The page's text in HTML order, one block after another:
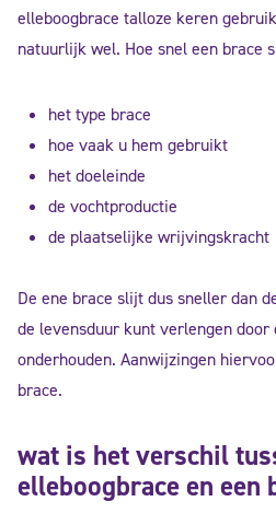
elleboogbrace talloze keren
natuurlijk wel. Hoe snel een brace
het type brace
hoe vaak u hem gebruikt
het doeleinde
de vochtproductie
de plaatselijke wrijvingskracht
De ene brace slijt dus sneller dan
de levensduur kunt verlengen door
onderhouden. Aanwijzingen
brace.
wat is het verschil
elleboogbrace en een